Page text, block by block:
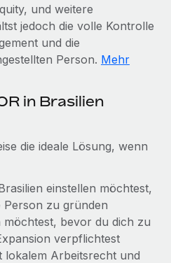
Verfolgung von IT-
von
Benefits
Contractor
einer
mit Remote
über die unglaubliche
erfolgreichen...
Management
wir bei Remote Unternehmen
die beste...
und weitere
jedoch die volle Kontrolle
und die
Person. Mehr
in Brasilien
die ideale Lösung, wenn
einstellen möchtest,
Person zu gründen
bevor du dich zu
verpflichtest
lokalem Arbeitsrecht und